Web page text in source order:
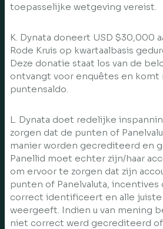
toepasselijke wetgeving vereist.
K. Dynata doneert USD $30,000
Rode Kruis op kwartaalbasis
Deze donatie staat los van de
ontvangt voor enquêtes en komt
puntensaldo.
L. Dynata doet redelijke
zorgen dat de punten of
manier worden gecrediteerd en
Panellid moet echter zijn/haar
om ervoor te zorgen dat zijn
punten of Panelvaluta,
correct identificeert en alle
weergeeft. Indien u van mening
niet correct werd gecrediteerd